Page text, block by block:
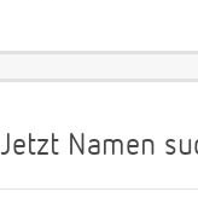
Jetzt Namen